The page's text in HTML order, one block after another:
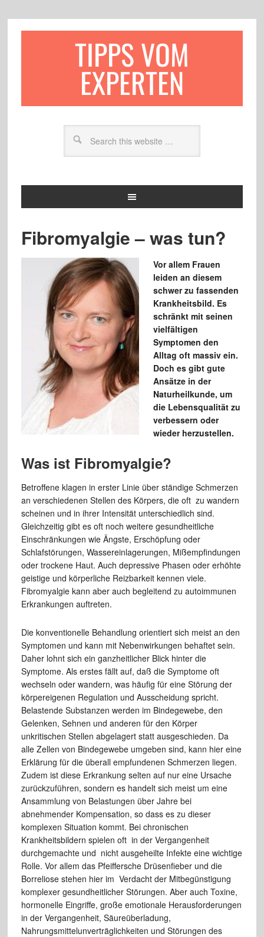
TIPPS VOM
EXPERTEN
Fibromyalgie – was tun?
Vor allem Frauen
leiden an diesem
schwer zu fassenden
Krankheitsbild. Es
schränkt mit seinen
vielfältigen
Symptomen den
Alltag oft massiv ein.
Doch es gibt gute
Ansätze in der
Naturheilkunde, um
die Lebensqualität zu
verbessern oder
wieder herzustellen.
Was ist Fibromyalgie?
Betroffene klagen in erster Linie über ständige Schmerzen
an verschiedenen Stellen des Körpers, die oft zu wandern
scheinen und in ihrer Intensität unterschiedlich sind.
Gleichzeitig gibt es oft noch weitere gesundheitliche
Einschränkungen wie Ängste, Erschöpfung oder
Schlafstörungen, Wassereinlagerungen, Mißempfindungen
oder trockene Haut. Auch depressive Phasen oder erhöhte
geistige und körperliche Reizbarkeit kennen viele.
Fibromyalgie kann aber auch begleitend zu autoimmunen
Erkrankungen auftreten.
Die konventionelle Behandlung orientiert sich meist an den
Symptomen und kann mit Nebenwirkungen behaftet sein.
Daher lohnt sich ein ganzheitlicher Blick hinter die
Symptome. Als erstes fällt auf, daß die Symptome oft
wechseln oder wandern, was häufig für eine Störung der
körpereigenen Regulation und Ausscheidung spricht.
Belastende Substanzen werden im Bindegewebe, den
Gelenken, Sehnen und anderen für den Körper
unkritischen Stellen abgelagert statt ausgeschieden. Da
alle Zellen von Bindegewebe umgeben sind, kann hier eine
Erklärung für die überall empfundenen Schmerzen liegen.
Zudem ist diese Erkrankung selten auf nur eine Ursache
zurückzuführen, sondern es handelt sich meist um eine
Ansammlung von Belastungen über Jahre bei
abnehmender Kompensation, so dass es zu dieser
komplexen Situation kommt. Bei chronischen
Krankheitsbildern spielen oft in der Vergangenheit
durchgemachte und nicht ausgeheilte Infekte eine wichtige
Rolle. Vor allem das Pfeiffersche Drüsenfieber und die
Borreliose stehen hier im Verdacht der Mitbegünstigung
komplexer gesundheitlicher Störungen. Aber auch Toxine,
hormonelle Eingriffe, große emotionale Herausforderungen
in der Vergangenheit, Säureüberladung,
Nahrungsmittelunverträglichkeiten und Störungen des